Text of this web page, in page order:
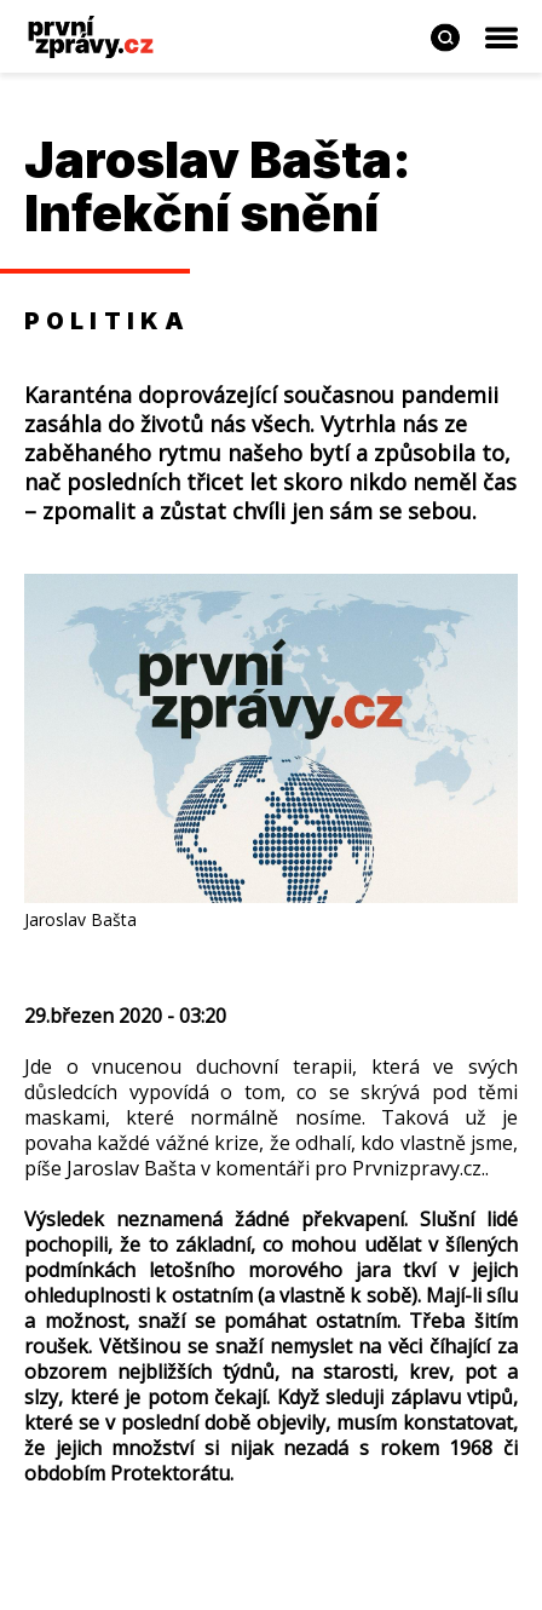
Jaroslav Bašta:
Infekční snění
POLITIKA
Karanténa doprovázející současnou pandemii
zasáhla do životů nás všech. Vytrhla nás ze
zaběhaného rytmu našeho bytí a způsobila to,
nač posledních třicet let skoro nikdo neměl čas
– zpomalit a zůstat chvíli jen sám se sebou.
Jaroslav Bašta
29.březen 2020 - 03:20
Jde o vnucenou duchovní terapii, která ve svých
důsledcích vypovídá o tom, co se skrývá pod těmi
maskami, které normálně nosíme. Taková už je
povaha každé vážné krize, že odhalí, kdo vlastně jsme,
píše Jaroslav Bašta v komentáři pro Prvnizpravy.cz..
Výsledek neznamená žádné překvapení. Slušní lidé
pochopili, že to základní, co mohou udělat v šílených
podmínkách letošního morového jara tkví v jejich
ohleduplnosti k ostatním (a vlastně k sobě). Mají-li sílu
a možnost, snaží se pomáhat ostatním. Třeba šitím
roušek. Většinou se snaží nemyslet na věci číhající za
obzorem nejbližších týdnů, na starosti, krev, pot a
slzy, které je potom čekají. Když sleduji záplavu vtipů,
které se v poslední době objevily, musím konstatovat,
že jejich množství si nijak nezadá s rokem 1968 či
obdobím Protektorátu.